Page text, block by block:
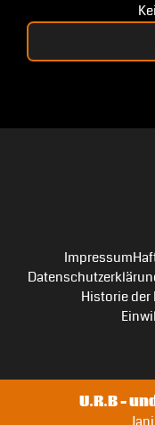
Impressum
Historie
U.R.B –